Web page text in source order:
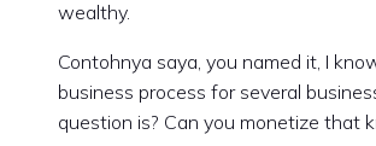
wealthy.
Contohnya saya, you named it, I
business process for several
question is? Can you monetize that